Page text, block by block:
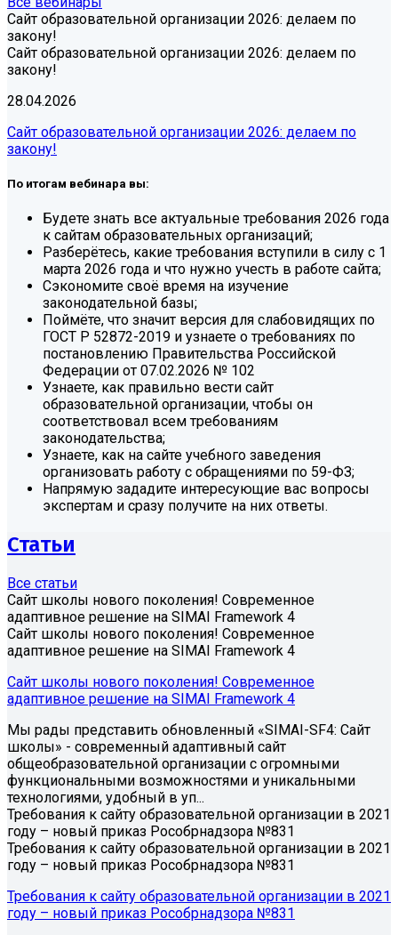
Сайт образовательной организации 2026: делаем по
закону!
Сайт образовательной организации 2026: делаем по
закону!
28.04.2026
Сайт образовательной организации 2026: делаем по
закону!
По итогам вебинара вы:
Будете знать все актуальные требования 2026 года
к сайтам образовательных организаций;
Разберётесь, какие требования вступили в силу с 1
марта 2026 года и что нужно учесть в работе сайта;
Сэкономите своё время на изучение
законодательной базы;
Поймёте, что значит версия для слабовидящих по
ГОСТ Р 52872-2019 и узнаете о требованиях по
постановлению Правительства Российской
Федерации от 07.02.2026 № 102
Узнаете, как правильно вести сайт
образовательной организации, чтобы он
соответствовал всем требованиям
законодательства;
Узнаете, как на сайте учебного заведения
организовать работу с обращениями по 59-ФЗ;
Напрямую зададите интересующие вас вопросы
экспертам и сразу получите на них ответы.
Статьи
Все статьи
Сайт школы нового поколения! Современное
адаптивное решение на SIMAI Framework 4
Сайт школы нового поколения! Современное
адаптивное решение на SIMAI Framework 4
Сайт школы нового поколения! Современное
адаптивное решение на SIMAI Framework 4
Мы рады представить обновленный «SIMAI-SF4: Сайт
школы» - современный адаптивный сайт
общеобразовательной организации с огромными
функциональными возможностями и уникальными
технологиями, удобный в уп...
Требования к сайту образовательной организации в 2021
году – новый приказ Рособрнадзора №831
Требования к сайту образовательной организации в 2021
году – новый приказ Рособрнадзора №831
Требования к сайту образовательной организации в 2021
году – новый приказ Рособрнадзора №831